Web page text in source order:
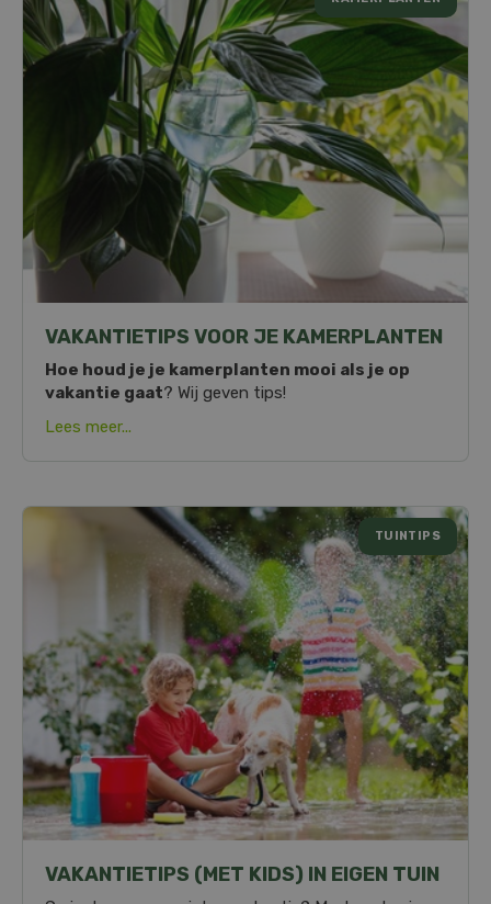
VAKANTIETIPS VOOR JE KAMERPLANTEN
Hoe houd je je kamerplanten mooi als je op
vakantie gaat? Wij geven tips!
Lees meer...
VAKANTIETIPS (MET KIDS) IN EIGEN TUIN
TUINTIPS